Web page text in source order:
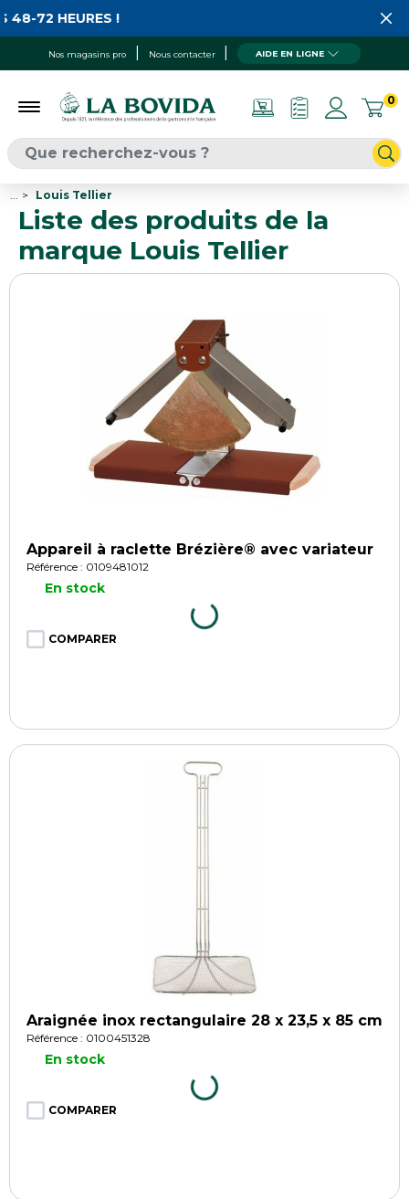
Nos magasins pro Nous contacter AIDE EN LIGNE
0
HEURES !
Louis Tellier
Liste des produits de la
marque Louis Tellier
Appareil à raclette Brézière® avec variateur
Référence : 0109481012
En stock
COMPARER
Araignée inox rectangulaire 28 x 23,5 x 85 cm
Référence : 0100451328
En stock
COMPARER